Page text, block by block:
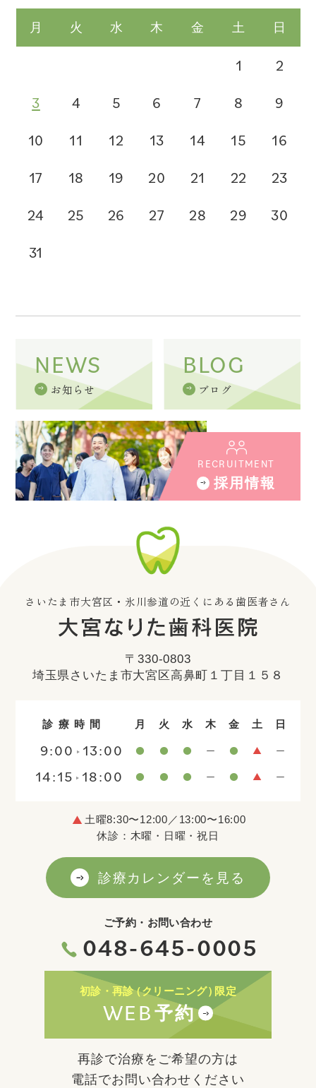
月 火 水 木 金 土 日
1 2
3 4 5 6 7 8 9
10 11 12 13 14 15 16
17 18 19 20 21 22 23
24 25 26 27 28 29 30
31
NEWS
お知らせ
BLOG
ブログ
RECRUITMENT
採用情報
さいたま市大宮区・氷川参道の近くにある歯医者さん
〒330-0803
埼玉県さいたま市大宮区高鼻町１丁目１５８
診療時間 月 火 水 木 金 土 日
9:00
13:00
14:15 18:00
土曜8:30〜12:00／13:00〜16:00
休診：木曜・日曜・祝日
診療カレンダーを見る
ご予約・お問い合わせ
048-645-0005
初診・再診（クリーニング）限定
WEB 予約
再診で治療をご希望の方は
電話でお問い合わせください